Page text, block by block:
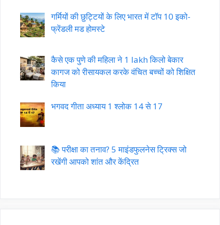
गर्मियों की छुट्टियों के लिए भारत में टॉप 10 इको-
फ्रेंडली मड होमस्टे
कैसे एक पुणे की महिला ने 1 lakh किलो बेकार
कागज को रीसायकल करके वंचित बच्चों को शिक्षित
किया
भगवद गीता अध्याय 1 श्लोक 14 से 17
📚 परीक्षा का तनाव? 5 माइंडफुलनेस ट्रिक्स जो
रखेंगी आपको शांत और केंद्रित